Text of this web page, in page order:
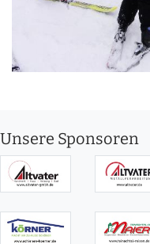
Unsere Sponsoren